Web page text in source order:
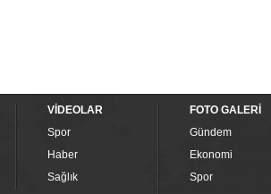
VİDEOLAR
Spor
Haber
Sağlık
FOTO GALERİ
Gündem
Ekonomi
Spor